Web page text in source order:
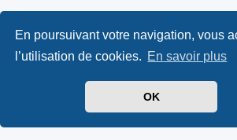
En poursuivant votre navigation, vous
l’utilisation de cookies. En savoir plus
OK